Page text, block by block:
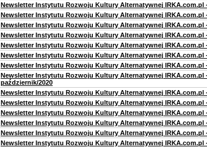
Newsletter Instytutu Rozwoju Kultury Alternatywnej IRKA.com.pl
Newsletter Instytutu Rozwoju Kultury Alternatywnej IRKA.com.pl
Newsletter Instytutu Rozwoju Kultury Alternatywnej IRKA.com.pl
Newsletter Instytutu Rozwoju Kultury Alternatywnej IRKA.com.pl
Newsletter Instytutu Rozwoju Kultury Alternatywnej IRKA.com.pl
Newsletter Instytutu Rozwoju Kultury Alternatywnej IRKA.com.pl
Newsletter Instytutu Rozwoju Kultury Alternatywnej IRKA.com.pl
Newsletter Instytutu Rozwoju Kultury Alternatywnej IRKA.com.pl
październik/2020
Newsletter Instytutu Rozwoju Kultury Alternatywnej IRKA.com.pl
Newsletter Instytutu Rozwoju Kultury Alternatywnej IRKA.com.pl
Newsletter Instytutu Rozwoju Kultury Alternatywnej IRKA.com.pl
Newsletter Instytutu Rozwoju Kultury Alternatywnej IRKA.com.pl
Newsletter Instytutu Rozwoju Kultury Alternatywnej IRKA.com.pl
Newsletter Instytutu Rozwoju Kultury Alternatywnej IRKA.com.pl